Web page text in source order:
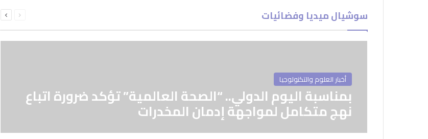
سوشيال ميديا وفضائيات الصفحةالصفحة
أخبار العلوم والتكنولوجيا
بمناسبة اليوم الدولي.. “الصحة العالمية” تؤكد ضرورة اتباع
نهج متكامل لمواجهة إدمان المخدرات